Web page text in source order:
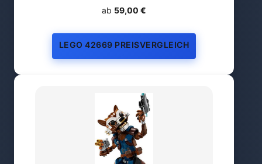
ab 59,00 €
LEGO 42669 PREISVERGLEICH